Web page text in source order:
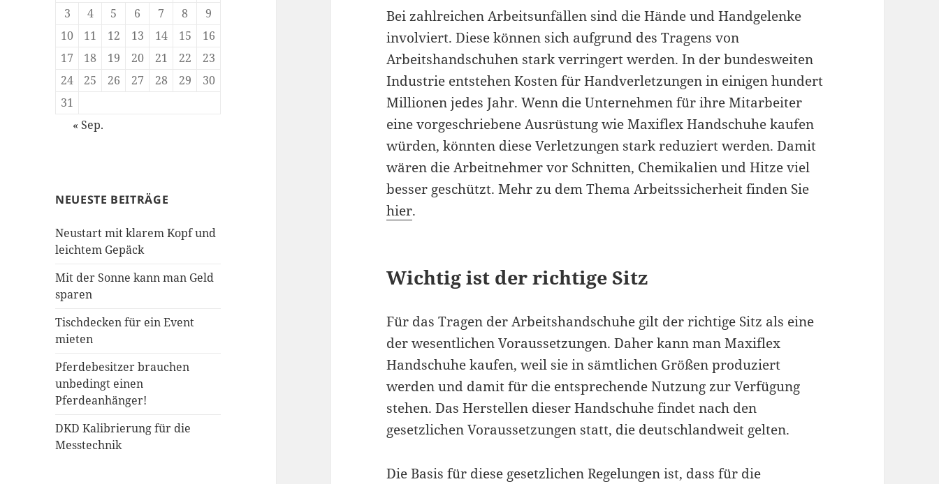
3
4 5 6 7 8
9
10
11 12 13 14 15
16
17
18 19 20 21 22
23
24
25 26 27 28 29
30
31
« Sep.
NEUESTE BEITRÄGE
Neustart mit klarem Kopf und
leichtem Gepäck
Mit der Sonne kann man Geld
sparen
Tischdecken für ein Event
mieten
Pferdebesitzer brauchen
unbedingt einen
Pferdeanhänger!
DKD Kalibrierung für die
Messtechnik
Bei zahlreichen Arbeitsunfällen sind die Hände und Handgelenke
involviert. Diese können sich aufgrund des Tragens von
Arbeitshandschuhen stark verringert werden. In der bundesweiten
Industrie entstehen Kosten für Handverletzungen in einigen hundert
Millionen jedes Jahr. Wenn die Unternehmen für ihre Mitarbeiter
eine vorgeschriebene Ausrüstung wie Maxiflex Handschuhe kaufen
würden, könnten diese Verletzungen stark reduziert werden. Damit
wären die Arbeitnehmer vor Schnitten, Chemikalien und Hitze viel
besser geschützt. Mehr zu dem Thema Arbeitssicherheit finden Sie
hier.
Wichtig ist der richtige Sitz
Für das Tragen der Arbeitshandschuhe gilt der richtige Sitz als eine
der wesentlichen Voraussetzungen. Daher kann man Maxiflex
Handschuhe kaufen, weil sie in sämtlichen Größen produziert
werden und damit für die entsprechende Nutzung zur Verfügung
stehen. Das Herstellen dieser Handschuhe findet nach den
gesetzlichen Voraussetzungen statt, die deutschlandweit gelten.
Die Basis für diese gesetzlichen Regelungen ist, dass für die